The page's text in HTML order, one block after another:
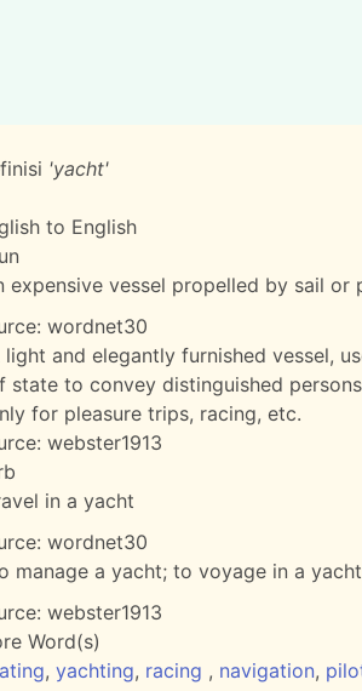
'yacht'
to English
expensive vessel propelled by sail
wordnet30
light and elegantly furnished vessel,
state to convey distinguished
for pleasure trips, racing, etc.
webster1913
in a yacht
wordnet30
manage a yacht; to voyage in a
webster1913
Word(s)
, yachting, racing , navigation,